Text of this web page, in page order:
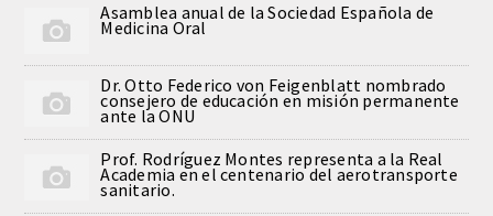
Número de Medalla
CORRESPONDIENTES
HONOR
Asamblea anual de la Sociedad Española de
Medicina Oral
Dr. Otto Federico von Feigenblatt nombrado
consejero de educación en misión permanente
ante la ONU
Prof. Rodríguez Montes representa a la Real
Academia en el centenario del aerotransporte
sanitario.